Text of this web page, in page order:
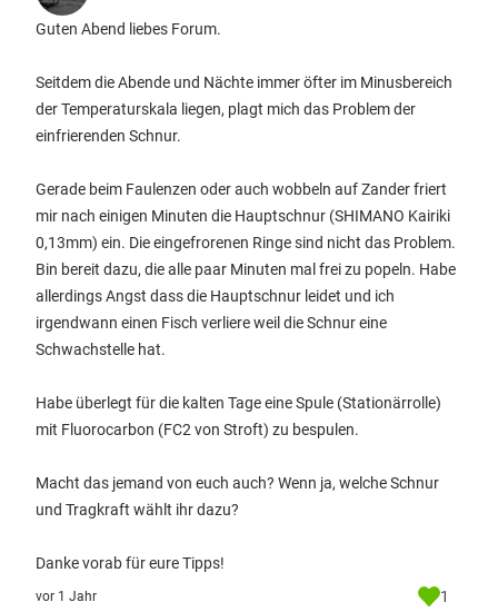
Guten Abend liebes Forum.
Seitdem die Abende und Nächte immer öfter im Minusbereich
der Temperaturskala liegen, plagt mich das Problem der
einfrierenden Schnur.
Gerade beim Faulenzen oder auch wobbeln auf Zander friert
mir nach einigen Minuten die Hauptschnur (SHIMANO Kairiki
0,13mm) ein. Die eingefrorenen Ringe sind nicht das Problem.
Bin bereit dazu, die alle paar Minuten mal frei zu popeln. Habe
allerdings Angst dass die Hauptschnur leidet und ich
irgendwann einen Fisch verliere weil die Schnur eine
Schwachstelle hat.
Habe überlegt für die kalten Tage eine Spule (Stationärrolle)
mit Fluorocarbon (FC2 von Stroft) zu bespulen.
Macht das jemand von euch auch? Wenn ja, welche Schnur
und Tragkraft wählt ihr dazu?
Danke vorab für eure Tipps!
vor 1 Jahr 1